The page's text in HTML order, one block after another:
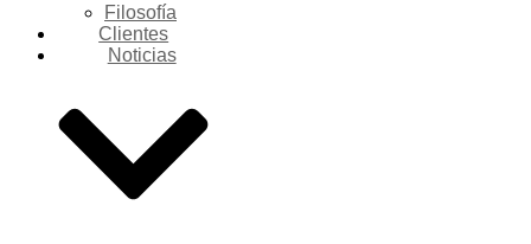
Filosofía
Clientes
Noticias